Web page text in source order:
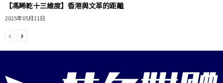
【馮睎乾十三維度】香港與文革的距離
2025年05月21日